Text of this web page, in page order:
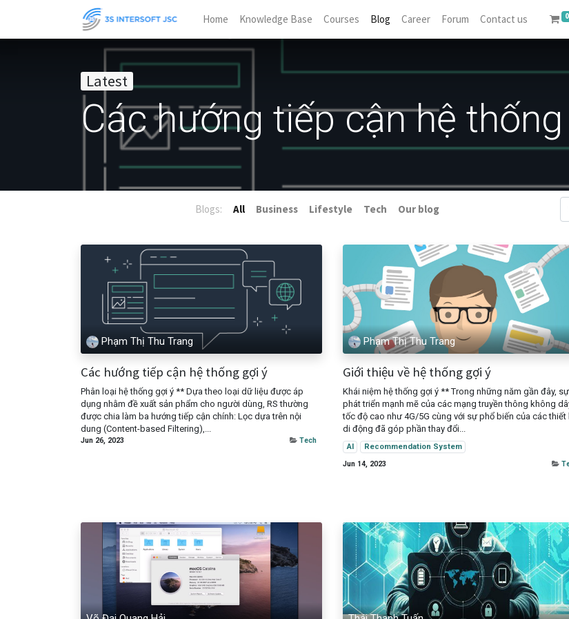
Home Knowledge Base Courses Blog Career Forum Contact us 0
Latest
Các hướng tiếp cận hệ
Blogs: All Business Lifestyle Tech Our blog
Phạm Thị Thu Trang
Các hướng tiếp cận hệ thống gợi ý
Phân loại hệ thống gợi ý ** Dựa theo loại dữ liệu được áp
dụng nhằm đề xuất sản phẩm cho người dùng, RS thường
được chia làm ba hướng tiếp cận chính: Lọc dựa trên nội
dung (Content-based Filtering),...
Jun 26, 2023 Tech
Phạm Thị Thu Trang
Giới thiệu về hệ thống gợi ý
Khái niệm hệ thống gợi ý ** Trong những năm gần đây, sự
phát triển mạnh mẽ của các mạng truyền thông không
tốc độ cao như 4G/5G cùng với sự phổ biến của các thiết
di động đã góp phần thay đổi...
AI
Recommendation System
Jun 14, 2023